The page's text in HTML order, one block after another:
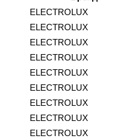
ELECTROLUX
ELECTROLUX
ELECTROLUX
ELECTROLUX
ELECTROLUX
ELECTROLUX
ELECTROLUX
ELECTROLUX
ELECTROLUX